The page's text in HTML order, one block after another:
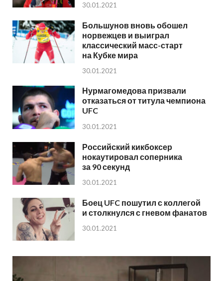
30.01.2021
Большунов вновь обошел
норвежцев и выиграл
классический масс-старт
на Кубке мира
30.01.2021
Нурмагомедова призвали
отказаться от титула чемпиона
UFC
30.01.2021
Российский кикбоксер
нокаутировал соперника
за 90 секунд
30.01.2021
Боец UFC пошутил с коллегой
и столкнулся с гневом фанатов
30.01.2021